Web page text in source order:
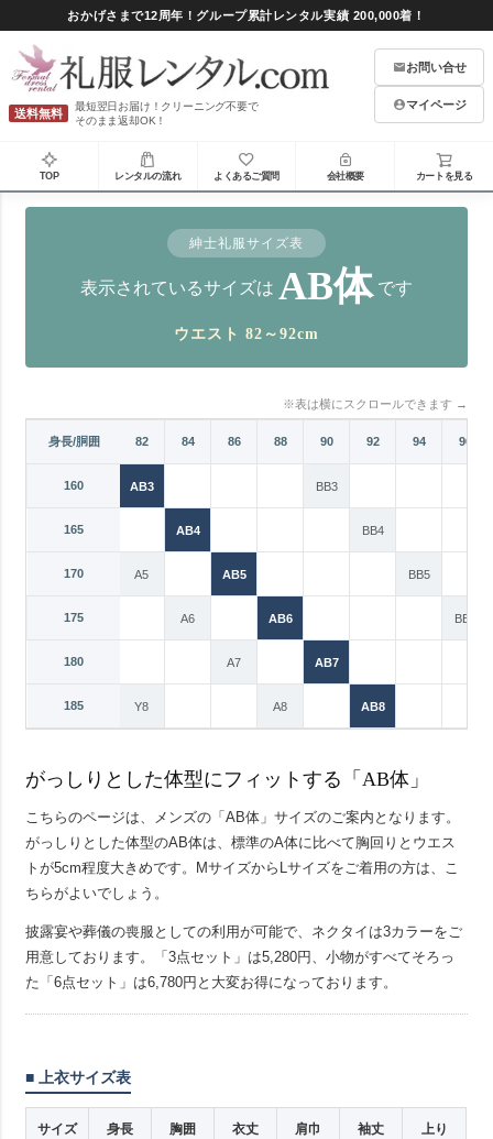
おかげさまで12周年！グループ累計レンタル実績 200,000着！
送料無料
最短翌日お届け！クリーニング不要で
そのまま返却OK！
お問い合せ
マイページ
TOP レンタルの流れ よくあるご質問 会社概要 カートを見る
紳士礼服サイズ表
表示されているサイズは AB体 です
ウエスト 82～92cm
※表は横にスクロールできます →
身長/胴囲
78 80 82 84 86 88 90 92 94 96
160 AB3 BB3
165 AB4 BB4
170 A5 AB5 BB5
175 A6 AB6 BB6
180 A7 AB7
185 Y8 A8 AB8
がっしりとした体型にフィットする「AB体」
こちらのページは、メンズの「AB体」サイズのご案内となります。
がっしりとした体型のAB体は、標準のA体に比べて胸回りとウエス
トが5cm程度大きめです。MサイズからLサイズをご着用の方は、こ
ちらがよいでしょう。
披露宴や葬儀の喪服としての利用が可能で、ネクタイは3カラーをご
用意しております。「3点セット」は5,280円、小物がすべてそろっ
た「6点セット」は6,780円と大変お得になっております。
■ 上衣サイズ表
サイズ 身長 胸囲 衣丈 肩巾 袖丈 上り